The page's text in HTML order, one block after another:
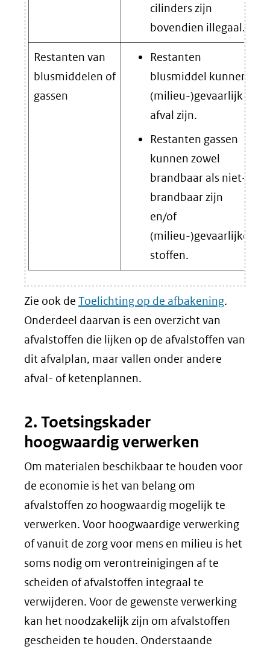
cilinders zijn
bovendien illegaal.
Restanten van
blusmiddelen of
gassen
Restanten
blusmiddel kunnen
(milieu-)gevaarlijk
afval zijn.
Restanten gassen
kunnen zowel
brandbaar als niet-
brandbaar zijn
en/of
(milieu-)gevaarlijke
stoffen.
Zie ook de Toelichting op de afbakening.
Onderdeel daarvan is een overzicht van
afvalstoffen die lijken op de afvalstoffen van
dit afvalplan, maar vallen onder andere
afval- of ketenplannen.
2. Toetsingskader
hoogwaardig verwerken
Om materialen beschikbaar te houden voor
de economie is het van belang om
afvalstoffen zo hoogwaardig mogelijk te
verwerken. Voor hoogwaardige verwerking
of vanuit de zorg voor mens en milieu is het
soms nodig om verontreinigingen af te
scheiden of afvalstoffen integraal te
verwijderen. Voor de gewenste verwerking
kan het noodzakelijk zijn om afvalstoffen
gescheiden te houden. Onderstaande